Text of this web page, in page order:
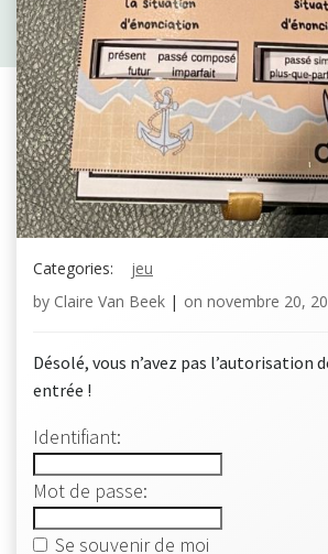
Categories:
jeu
by Claire Van Beek | on novembre 20,
Désolé, vous n’avez pas l’autorisation
entrée !
Identifiant:
Mot de passe:
Se souvenir de moi